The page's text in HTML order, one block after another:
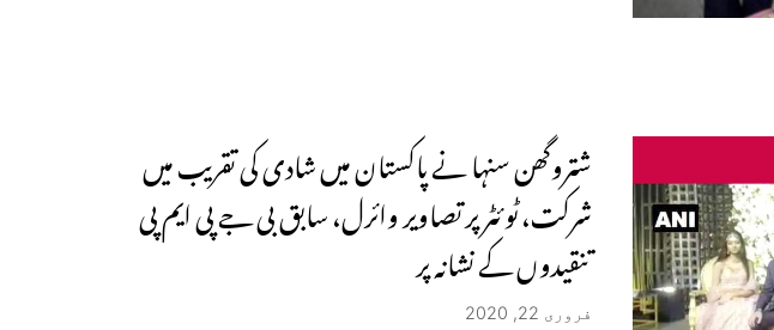
شتروگھن سنہا نے پاکستان میں شادی کی تقریب میں
شرکت، ٹوئٹر پر تصاویر وائرل، سابق بی جے پی ایم پی
تنقیدوں کے نشانہ پر
فروری 22, 2020